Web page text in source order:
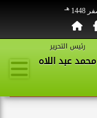
هـ
رئيس التحرير
محمد عبد اللاه